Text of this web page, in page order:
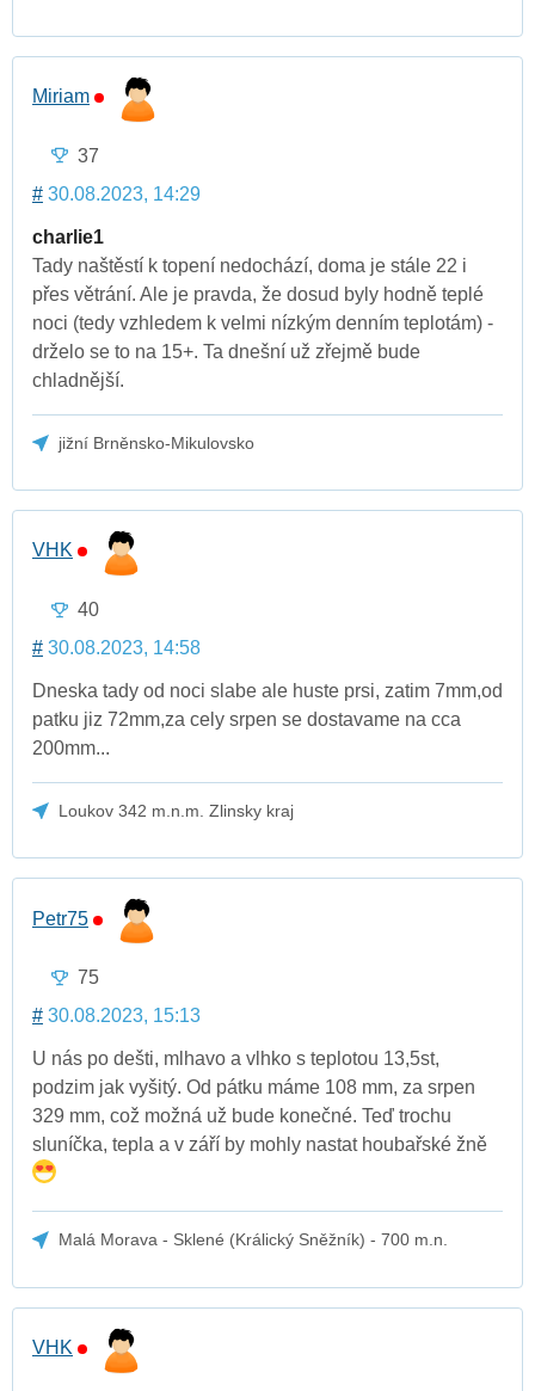
Miriam
37
# 30.08.2023, 14:29
charlie1
Tady naštěstí k topení nedochází, doma je stále 22 i
přes větrání. Ale je pravda, že dosud byly hodně teplé
noci (tedy vzhledem k velmi nízkým denním teplotám) -
drželo se to na 15+. Ta dnešní už zřejmě bude
chladnější.
jižní Brněnsko-Mikulovsko
VHK
40
# 30.08.2023, 14:58
Dneska tady od noci slabe ale huste prsi, zatim 7mm,od
patku jiz 72mm,za cely srpen se dostavame na cca
200mm...
Loukov 342 m.n.m. Zlinsky kraj
Petr75
75
# 30.08.2023, 15:13
U nás po dešti, mlhavo a vlhko s teplotou 13,5st,
podzim jak vyšitý. Od pátku máme 108 mm, za srpen
329 mm, což možná už bude konečné. Teď trochu
sluníčka, tepla a v září by mohly nastat houbařské žně
Malá Morava - Sklené (Králický Sněžník) - 700 m.n.
VHK